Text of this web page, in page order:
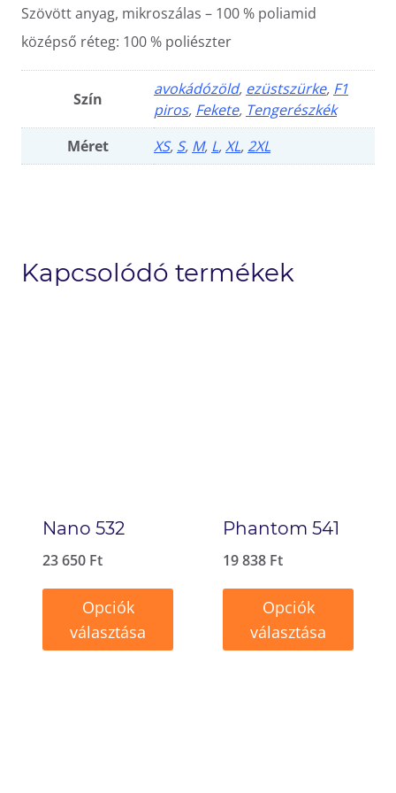
Szövött anyag, mikroszálas – 100 % poliamid
középső réteg: 100 % poliészter
Szín
avokádózöld, ezüstszürke, F1
piros, Fekete, Tengerészkék
Méret
XS, S, M, L,XL, 2XL
Kapcsolódó termékek
Nano 532
23 650 Ft
Opciók
választása
Phantom 541
19 838 Ft
Opciók
választása